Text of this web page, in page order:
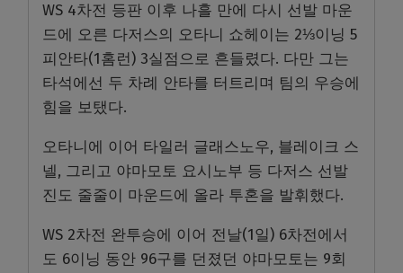
WS 4차전 등판 이후 나흘 만에 다시 선발 마운
드에 오른 다저스의 오타니 쇼헤이는 2⅓이닝 5
피안타(1홈런) 3실점으로 흔들렸다. 다만 그는
타석에선 두 차례 안타를 터트리며 팀의 우승에
힘을 보탰다.
오타니에 이어 타일러 글래스노우, 블레이크 스
넬, 그리고 야마모토 요시노부 등 다저스 선발
진도 줄줄이 마운드에 올라 투혼을 발휘했다.
WS 2차전 완투승에 이어 전날(1일) 6차전에서
도 6이닝 동안 96구를 던졌던 야마모토는 9회